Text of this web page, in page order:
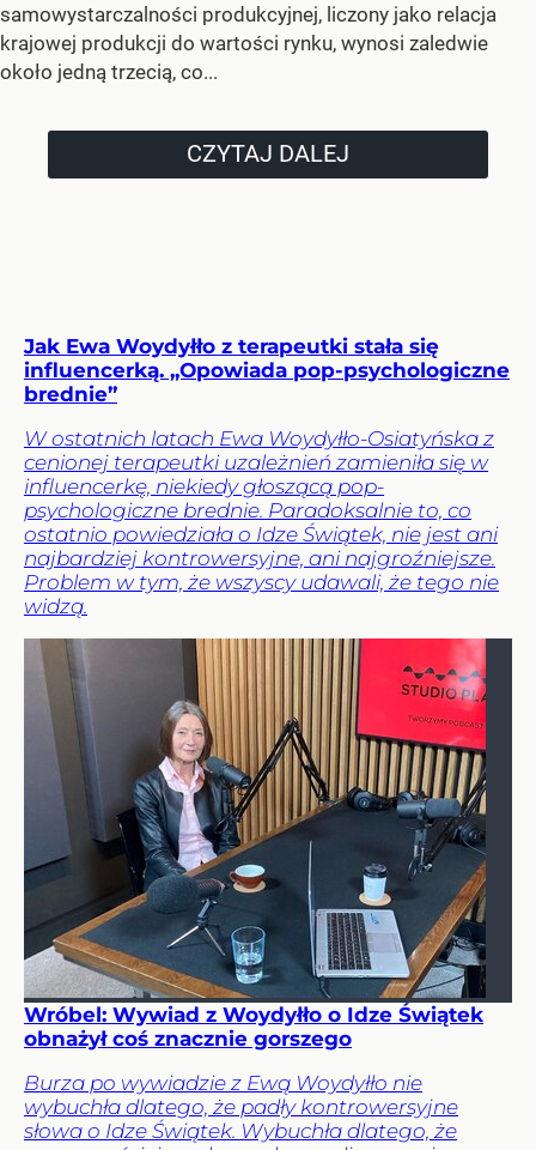
samowystarczalności produkcyjnej, liczony jako relacja
krajowej produkcji do wartości rynku, wynosi zaledwie
około jedną trzecią, co...
CZYTAJ DALEJ
Jak Ewa Woydyłło z terapeutki stała się
influencerką. „Opowiada pop-psychologiczne
brednie”
W ostatnich latach Ewa Woydyłło-Osiatyńska z
cenionej terapeutki uzależnień zamieniła się w
influencerkę, niekiedy głoszącą pop-
psychologiczne brednie. Paradoksalnie to, co
ostatnio powiedziała o Idze Świątek, nie jest ani
najbardziej kontrowersyjne, ani najgroźniejsze.
Problem w tym, że wszyscy udawali, że tego nie
widzą.
Wróbel: Wywiad z Woydyłło o Idze Świątek
obnażył coś znacznie gorszego
Burza po wywiadzie z Ewą Woydyłło nie
wybuchła dlatego, że padły kontrowersyjne
słowa o Idze Świątek. Wybuchła dlatego, że